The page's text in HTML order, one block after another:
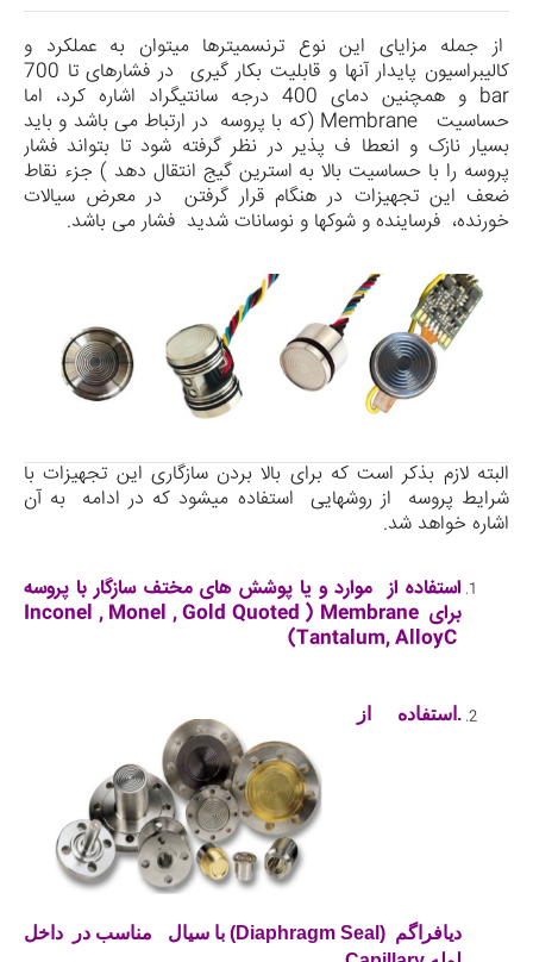
از جمله مزایای این نوع ترنسمیترها می­توان به عملکرد و
کالیبراسیون پایدار آنها و قابلیت بکار گیری در فشارهای تا 700
bar و همچنین دمای 400 درجه سانتیگراد اشاره کرد، اما
حساسیت
Membrane (که با پروسه در ارتباط می باشد و باید
بسیار نازک و انعطا ف پذیر در نظر گرفته شود تا بتواند فشار
پروسه را با حساسیت بالا به استرین گیج انتقال دهد ) جزء نقاط
ضعف این تجهیزات در هنگام قرار گرفتن در معرض سیالات
خورنده، فرساینده و شوکها و نوسانات شدید فشار می باشد.
البته لازم بذکر است که برای بالا بردن سازگاری این تجهیزات با
شرایط پروسه از روش­هایی استفاده می­شود که در ادامه به آن
اشاره خواهد شد.
استفاده از موارد و یا پوشش های مختف سازگار با پروسه
برای Membrane
(
Inconel , Monel , Gold Quoted
Tantalum, AlloyC
)
.استفاده از
دیافراگم (Diaphragm Seal) با سیال مناسب در داخل